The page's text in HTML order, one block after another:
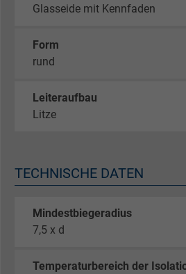
Glasseide mit Kennfaden
Form
rund
Leiteraufbau
Litze
TECHNISCHE DATEN
Mindestbiegeradius
7,5 x d
Temperaturbereich der